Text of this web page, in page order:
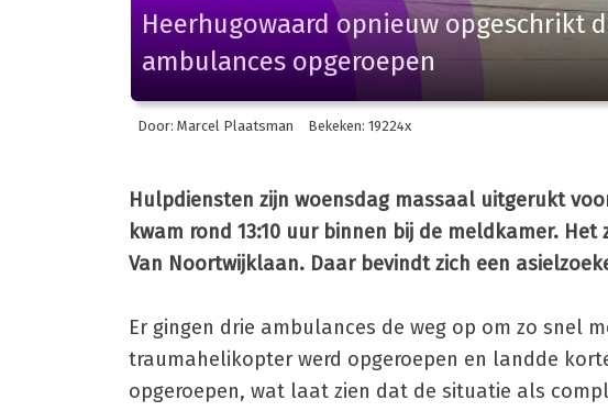
Heerhugowaard opnieuw opgeschrikt
ambulances opgeroepen
Door: Marcel Plaatsman Bekeken: 19224x
Hulpdiensten zijn woensdag massaal uitgerukt
kwam rond 13:10 uur binnen bij de meldkamer.
Van Noortwijklaan. Daar bevindt zich een
Er gingen drie ambulances de weg op om zo snel
traumahelikopter werd opgeroepen en landde
opgeroepen, wat laat zien dat de situatie als